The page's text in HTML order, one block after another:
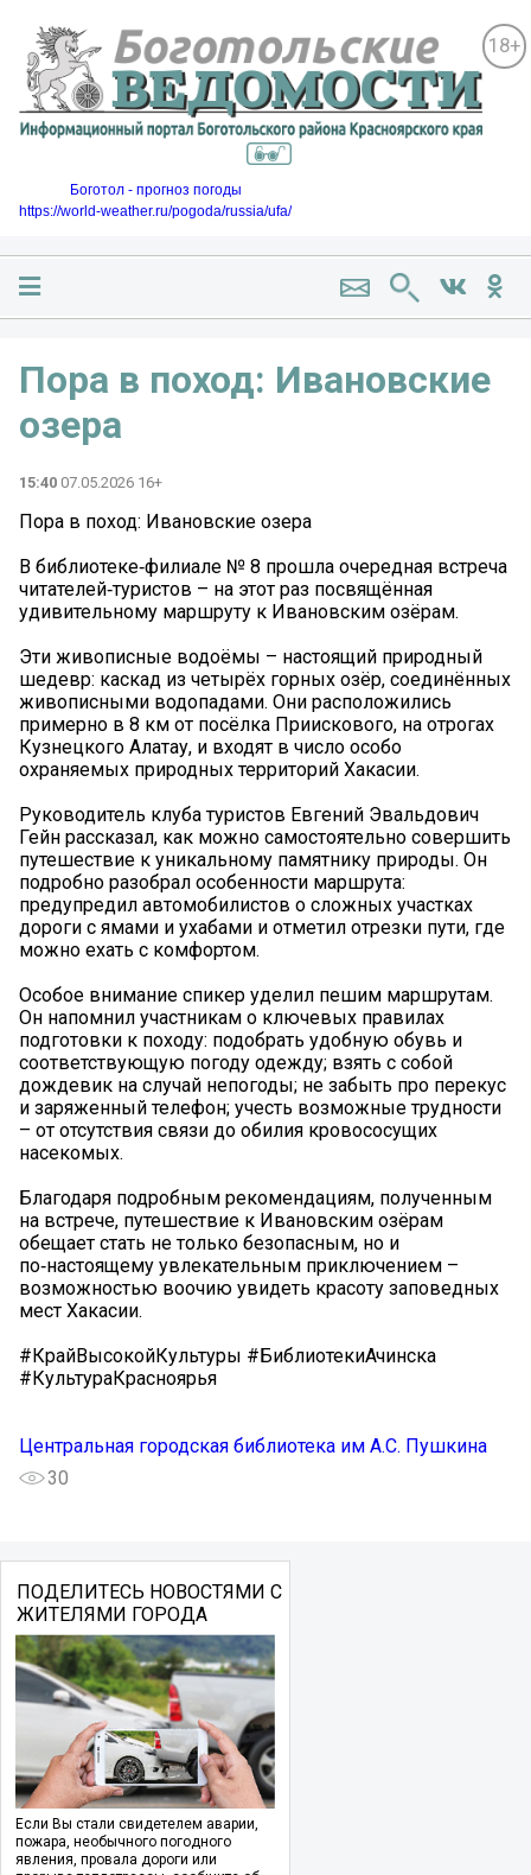
18+
Боготол - прогноз погоды
https://world-weather.ru/pogoda/russia/ufa/
Пора в поход: Ивановские
озера
15:40 07.05.2026 16+
Пора в поход: Ивановские озера
В библиотеке‑филиале № 8 прошла очередная встреча
читателей‑туристов – на этот раз посвящённая
удивительному маршруту к Ивановским озёрам.
Эти живописные водоёмы – настоящий природный
шедевр: каскад из четырёх горных озёр, соединённых
живописными водопадами. Они расположились
примерно в 8 км от посёлка Приискового, на отрогах
Кузнецкого Алатау, и входят в число особо
охраняемых природных территорий Хакасии.
Руководитель клуба туристов Евгений Эвальдович
Гейн рассказал, как можно самостоятельно совершить
путешествие к уникальному памятнику природы. Он
подробно разобрал особенности маршрута:
предупредил автомобилистов о сложных участках
дороги с ямами и ухабами и отметил отрезки пути, где
можно ехать с комфортом.
Особое внимание спикер уделил пешим маршрутам.
Он напомнил участникам о ключевых правилах
подготовки к походу: подобрать удобную обувь и
соответствующую погоду одежду; взять с собой
дождевик на случай непогоды; не забыть про перекус
и заряженный телефон; учесть возможные трудности
– от отсутствия связи до обилия кровососущих
насекомых.
Благодаря подробным рекомендациям, полученным
на встрече, путешествие к Ивановским озёрам
обещает стать не только безопасным, но и
по‑настоящему увлекательным приключением –
возможностью воочию увидеть красоту заповедных
мест Хакасии.
#КрайВысокойКультуры #БиблиотекиАчинска
#КультураКрасноярья
Центральная городская библиотека им А.С. Пушкина
30
ПОДЕЛИТЕСЬ НОВОСТЯМИ С
ЖИТЕЛЯМИ ГОРОДА
Если Вы стали свидетелем аварии,
пожара, необычного погодного
явления, провала дороги или